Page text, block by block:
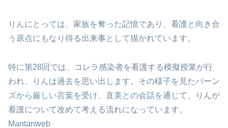
りんにとっては、家族を奪った記憶であり、看護と向き合
う原点にもなり得る出来事として描かれています。
特に第28回では、コレラ感染者を看護する模擬授業が行
われ、りんは過去を思い出します。その様子を見たバーン
ズから厳しい言葉を受け、直美との会話を通じて、りんが
看護について改めて考える流れになっています。
Mantanweb